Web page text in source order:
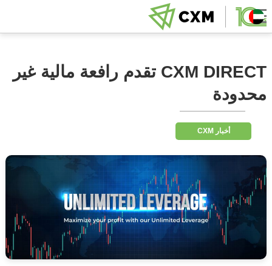
CXM DIRECT تقدم رافعة مالية غير
محدودة
أخبار CXM